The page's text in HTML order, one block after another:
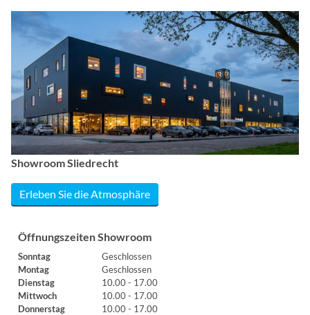
Showroom Sliedrecht
Erleben Sie die Atmosphäre
Öffnungszeiten Showroom
Sonntag
Geschlossen
Montag
Geschlossen
Dienstag
10.00 - 17.00
Mittwoch
10.00 - 17.00
Donnerstag
10.00 - 17.00